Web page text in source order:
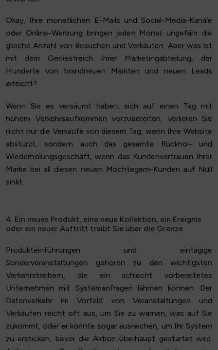
Okay, Ihre monatlichen E-Mails und Social-Media-Kanäle
oder Online-Werbung bringen jeden Monat ungefähr die
gleiche Anzahl von Besuchen und Verkäufen. Aber was ist
mit dem Geniestreich Ihrer Marketingabteilung, der
Hunderte von brandneuen Märkten und neuen Leads
erreicht?
Wenn Sie es versäumt haben, sich auf einen Tag mit
hohem Verkehrsaufkommen vorzubereiten, verlieren Sie
nicht nur die Verkäufe von diesem Tag, wenn Ihre Website
abstürzt, sondern auch das gesamte Rückhol- und
Wiederholungsgeschäft, wenn das Kundenvertrauen Ihrer
Marke bei all diesen neuen Möchtegern-Kunden auf Null
sinkt.
4. Ein neues Produkt, eine neue Kollektion, ein Ereignis
oder ein neuer Auftritt treibt Sie über die Grenze
Produkteinführungen und eintägige
Sonderveranstaltungen gehören zu den wichtigsten
Verkehrstreibern, die ein schlecht vorbereitetes
Unternehmen mit Systemanfragen lähmen können. Der
Datenverkehr im Vorfeld von Veranstaltungen und
Verkäufen reicht oft aus, um Sie zu warnen, was auf Sie
zukommt, oder er könnte sogar ausreichen, um Ihr System
zu ersticken, bevor die Aktion überhaupt gestartet wird.